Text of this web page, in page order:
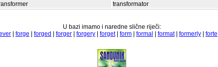
transformator
U bazi imamo i naredne slične riječi:
forge forged forger forgery forget| form formal format| formerly forte